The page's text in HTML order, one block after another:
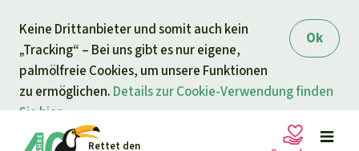
Ok
Keine Drittanbieter und somit auch kein
„Tracking“ – Bei uns gibt es nur eigene,
palmölfreie Cookies, um unsere Funktionen
zu ermöglichen. Details zur Cookie-Verwendung finden
Sie hier.
springen
Rettet den